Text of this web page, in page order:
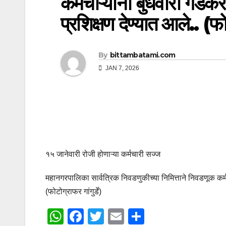
प्रशिक्षण देण्यात आले..
By bittambatami.com
JAN 7, 2026
१५ जानेवारी रोजी होणाऱ्या कर्मचारी सज्ज
महानगरपालिका सार्वत्रिक निवडणुकीच्या निमित्ताने निवडणूक
(फोटोग्राफर गांगुर्डे)
W
F
T
E